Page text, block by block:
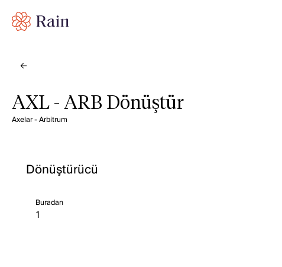
AXL - ARB Dönüştür
Axelar - Arbitrum
Dönüştürücü
Buradan